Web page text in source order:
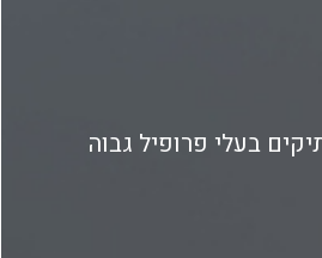
בעלי פרופיל גבוה